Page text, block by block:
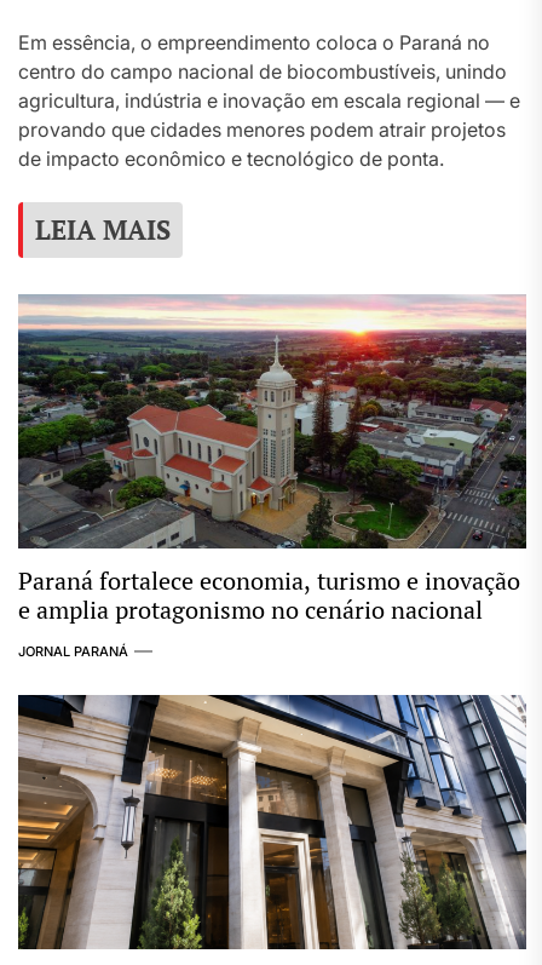
Em essência, o empreendimento coloca o Paraná no
centro do campo nacional de biocombustíveis, unindo
agricultura, indústria e inovação em escala regional — e
provando que cidades menores podem atrair projetos
de impacto econômico e tecnológico de ponta.
LEIA MAIS
Paraná fortalece economia, turismo e inovação
e amplia protagonismo no cenário nacional
JORNAL PARANÁ